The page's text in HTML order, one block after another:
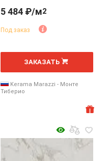
5 484 ₽/м2
Под заказ
м
ЗАКАЗАТЬ
Kerama Marazzi - Монте
Тиберио